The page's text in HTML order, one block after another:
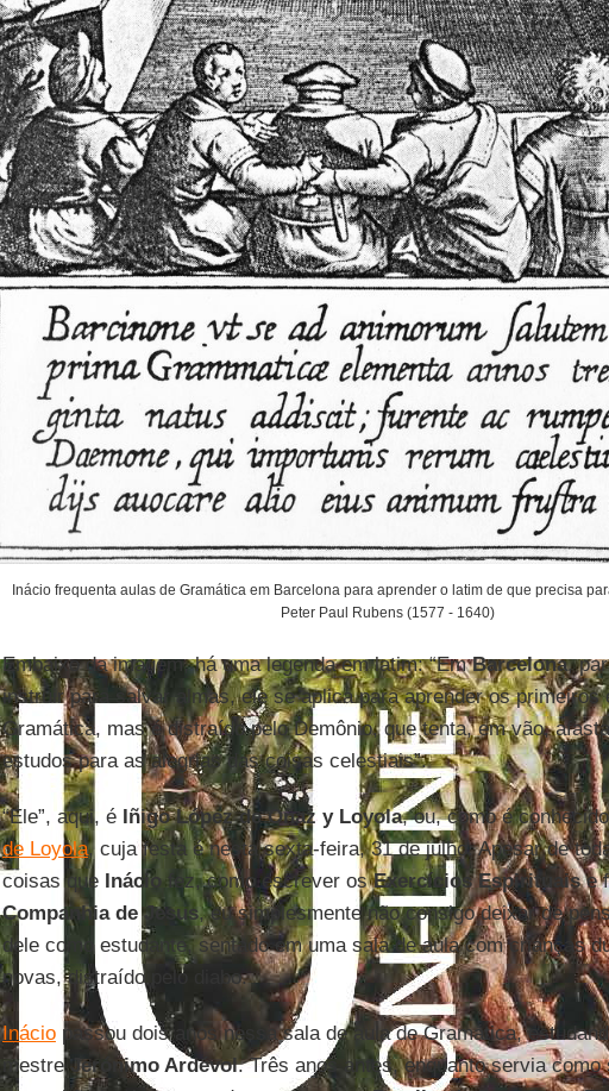
Inácio frequenta aulas de Gramática em Barcelona para aprender o latim de que precisa
Peter Paul Rubens (1577 - 1640)
Embaixo da imagem, há uma legenda em latim: “EmBarcelona,
instruir para salvar almas, ele se aplica para aprender os primeiros
Gramática, mas é distraído pelo Demônio, que tenta, em vão,
estudos para as alegrias das coisas celestiais”.
“Ele”, aqui, é Iñigo López de Oñaz y Loyola, ou, como é
de Loyola, cuja festa é nesta sexta-feira, 31 de julho. Apesar de
coisas que Ináciofez, como escrever osExercícios Espirituaise
Companhia de Jesus, eu simplesmente não consigo deixar de
dele como estudante, sentado em uma sala de aula com crianças
novas, distraído pelo diabo.
Ináciopassou dois anos nessa sala de aula de Gramática,
mestreJerónimo Ardévol. Três anos antes, enquanto servia como